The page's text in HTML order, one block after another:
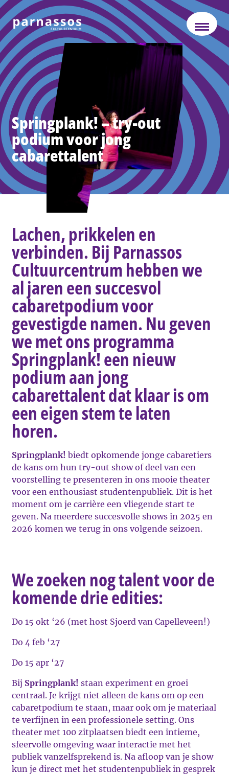
Springplank! – try-out
podium voor jong
cabarettalent
Lachen, prikkelen en
verbinden. Bij Parnassos
Cultuurcentrum hebben we
al jaren een succesvol
cabaretpodium voor
gevestigde namen. Nu geven
we met ons programma
Springplank! een nieuw
podium aan jong
cabarettalent dat klaar is om
een eigen stem te laten
horen.
Springplank! biedt opkomende jonge cabaretiers
de kans om hun try-out show of deel van een
voorstelling te presenteren in ons mooie theater
voor een enthousiast studentenpubliek. Dit is het
moment om je carrière een vliegende start te
geven. Na meerdere succesvolle shows in 2025 en
2026 komen we terug in ons volgende seizoen.
We zoeken nog talent voor de
komende drie edities:
Do 15 okt ‘26 (met host Sjoerd van Capelleveen!)
Do 4 feb ‘27
Do 15 apr ‘27
Bij Springplank! staan experiment en groei
centraal. Je krijgt niet alleen de kans om op een
cabaretpodium te staan, maar ook om je materiaal
te verfijnen in een professionele setting. Ons
theater met 100 zitplaatsen biedt een intieme,
sfeervolle omgeving waar interactie met het
publiek vanzelfsprekend is. Na afloop van je show
kun je direct met het studentenpubliek in gesprek